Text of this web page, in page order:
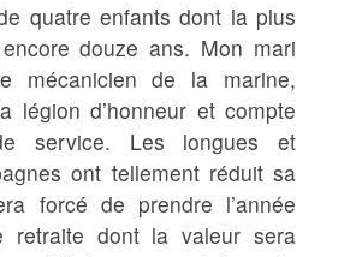
quatre enfants dont la plus
douze ans. Mon mari
mécanicien de la marine,
légion d’honneur et compte
service. Les longues et
ont tellement réduit sa
forcé de prendre l’année
retraite dont la valeur sera